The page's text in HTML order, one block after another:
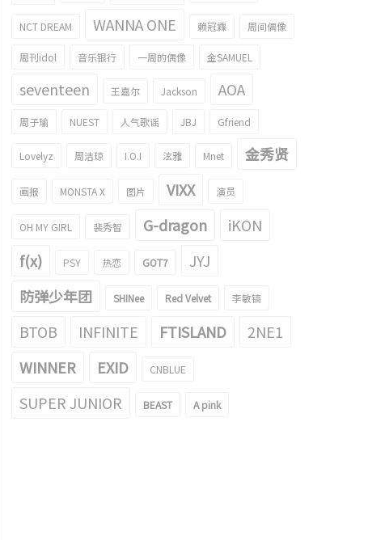
NCT DREAM WANNA ONE 赖冠霖 周间偶像
周刊idol 音乐银行 一周的偶像 金SAMUEL
seventeen 王嘉尔 Jackson AOA
周子瑜 NUEST 人气歌谣 JBJ Gfriend
Lovelyz 周洁琼 I.O.I 泫雅 Mnet 金秀贤
画报 MONSTA X 图片 VIXX 演员
OH MY GIRL 裴秀智 G-dragon
iKON
f(x)
PSY 热恋 GOT7
JYJ
防弹少年团
SHINee Red Velvet 李敏镐
BTOB INFINITE FTISLAND
2NE1
WINNER
EXID CNBLUE
SUPER JUNIOR BEAST A pink